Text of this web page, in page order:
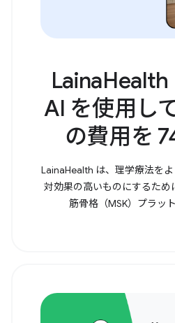
AI を使用し
の費用を
LainaHealth は、理学療法を
対効果の高いものにするた
筋骨格（MSK）プラッ